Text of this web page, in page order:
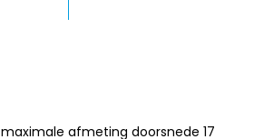
afmeting doorsnede 17